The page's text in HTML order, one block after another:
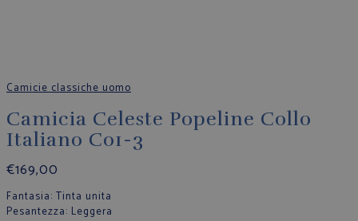
Camicie classiche uomo
Camicia Celeste Popeline Collo
Italiano C01-3
€169,00
Fantasia: Tinta unita
Pesantezza: Leggera